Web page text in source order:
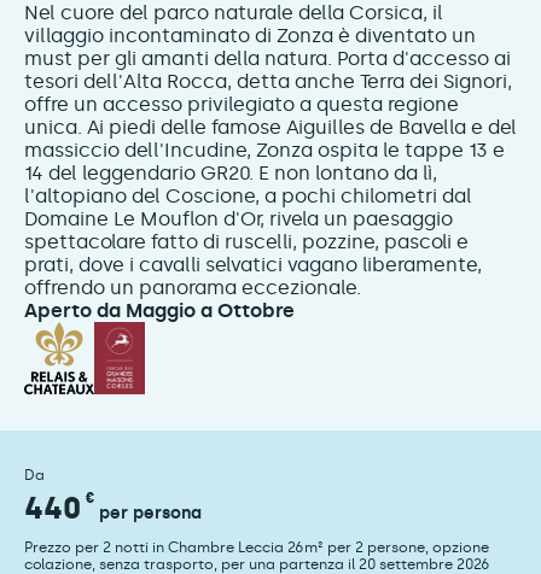
Nel cuore del parco naturale della Corsica, il
villaggio incontaminato di Zonza è diventato un
must per gli amanti della natura. Porta d'accesso ai
tesori dell'Alta Rocca, detta anche Terra dei Signori,
offre un accesso privilegiato a questa regione
unica. Ai piedi delle famose Aiguilles de Bavella e del
massiccio dell'Incudine, Zonza ospita le tappe 13 e
14 del leggendario GR20. E non lontano da lì,
l'altopiano del Coscione, a pochi chilometri dal
Domaine Le Mouflon d'Or, rivela un paesaggio
spettacolare fatto di ruscelli, pozzine, pascoli e
prati, dove i cavalli selvatici vagano liberamente,
offrendo un panorama eccezionale.
Aperto da Maggio a Ottobre
Da
440 €
per persona
Prezzo per 2 notti in Chambre Leccia 26m² per 2 persone, opzione
colazione, senza trasporto, per una partenza il 20 settembre 2026